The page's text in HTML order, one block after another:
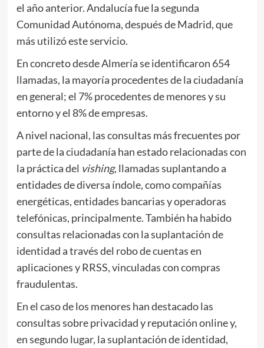
el año anterior. Andalucía fue la segunda
Comunidad Autónoma, después de Madrid, que
más utilizó este servicio.
En concreto desde Almería se identificaron 654
llamadas, la mayoría procedentes de la ciudadanía
en general; el 7% procedentes de menores y su
entorno y el 8% de empresas.
A nivel nacional, las consultas más frecuentes por
parte de la ciudadanía han estado relacionadas con
la práctica del vishing, llamadas suplantando a
entidades de diversa índole, como compañías
energéticas, entidades bancarias y operadoras
telefónicas, principalmente. También ha habido
consultas relacionadas con la suplantación de
identidad a través del robo de cuentas en
aplicaciones y RRSS, vinculadas con compras
fraudulentas.
En el caso de los menores han destacado las
consultas sobre privacidad y reputación online y,
en segundo lugar, la suplantación de identidad,